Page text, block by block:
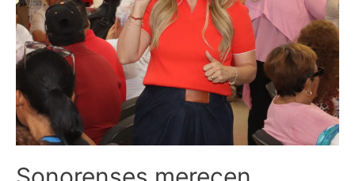
sus
autoridades:
Lupita
Soto